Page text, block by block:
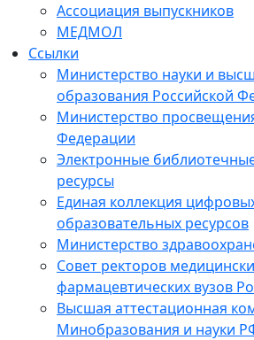
Ассоциация выпускников
МЕДМОЛ
Ссылки
Министерство науки и
образования Российской
Министерство
Федерации
Электронные
ресурсы
Единая коллекция
образовательных ресурсов
Министерство
Совет ректоров
фармацевтических вузов
Высшая аттестационная
Минобразования и науки